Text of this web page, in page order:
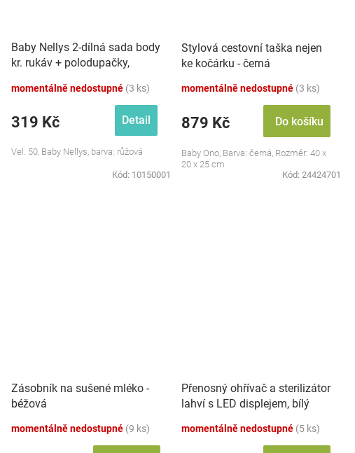
Baby Nellys 2-dílná sada body
kr. rukáv + polodupačky,
momentálně nedostupné (3 ks)
319 Kč Detail
Vel. 50, Baby Nellys, barva: růžová
Kód: 10150001
Stylová cestovní taška nejen
ke kočárku - černá
momentálně nedostupné (3 ks)
879 Kč Do košíku
Baby Ono, Barva: černá, Rozměr: 40 x
20 x 25 cm
Kód: 24424701
Zásobník na sušené mléko -
béžová
momentálně nedostupné (9 ks)
Přenosný ohřívač a sterilizátor
lahví s LED displejem, bílý
momentálně nedostupné (5 ks)